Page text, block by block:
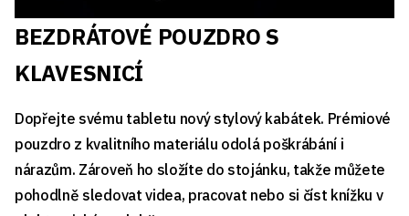
BEZDRÁTOVÉ POUZDRO S
KLAVESNICÍ
Dopřejte svému tabletu nový stylový kabátek. Prémiové
pouzdro z kvalitního materiálu odolá poškrábání i
nárazům. Zároveň ho složíte do stojánku, takže můžete
pohodlně sledovat videa, pracovat nebo si číst knížku v